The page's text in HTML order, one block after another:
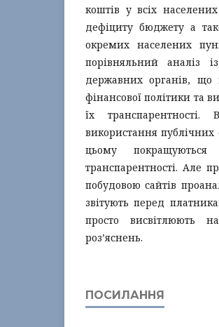
коштів у всіх
дефіциту бюджету а
окремих населених
порівняльний аналіз
державних органів, що
фінансової політики та
їх транспарентності.
використання публічних
цьому
транспарентності. Але
побудовою сайтів
звітують перед
просто висвітлюють
роз’яснень.
ПОСИЛАННЯ